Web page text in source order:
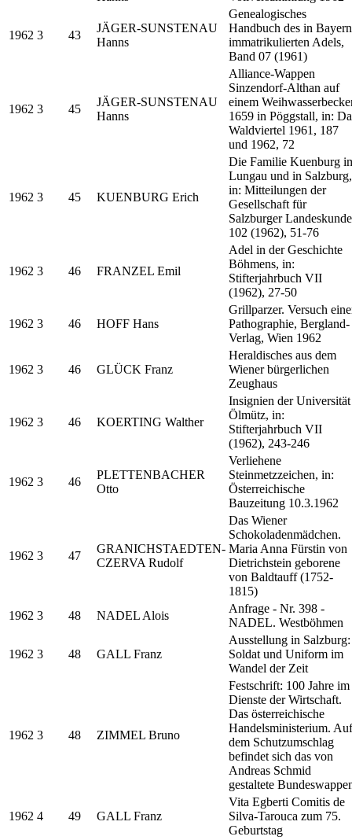
1962 3 43
JÄGER-SUNSTENAU
Hanns
Genealogisches
Handbuch des in Bayern
immatrikulierten Adels,
Band 07 (1961)
1962 3 45
JÄGER-SUNSTENAU
Hanns
Alliance-Wappen
Sinzendorf-Althan auf
einem
1659 in Pöggstall, in:
Waldviertel 1961, 187
und 1962, 72
1962 3 45 KUENBURG Erich
Die Familie Kuenburg
Lungau und in Salzburg,
in: Mitteilungen der
Gesellschaft für
Salzburger Landeskunde
102 (1962), 51-76
1962 3 46 FRANZEL Emil
Adel in der Geschichte
Böhmens, in:
Stifterjahrbuch VII
(1962), 27-50
1962 3 46 HOFF Hans
Grillparzer. Versuch
Pathographie, Bergland-
Verlag, Wien 1962
1962 3 46 GLÜCK Franz
Heraldisches aus dem
Wiener bürgerlichen
Zeughaus
1962 3 46 KOERTING Walther
Insignien der Universität
Ölmütz, in:
Stifterjahrbuch VII
(1962), 243-246
1962 3 46
PLETTENBACHER
Otto
Verliehene
Steinmetzzeichen, in:
Österreichische
Bauzeitung 10.3.1962
1962 3 47
GRANICHSTAEDTEN-
CZERVA Rudolf
Das Wiener
Schokoladenmädchen.
Maria Anna Fürstin von
Dietrichstein geborene
von Baldtauff (1752-
1815)
1962 3 48 NADEL Alois
Anfrage - Nr. 398 -
NADEL. Westböhmen
1962 3 48 GALL Franz
Ausstellung in Salzburg:
Soldat und Uniform im
Wandel der Zeit
1962 3 48 ZIMMEL Bruno
Festschrift: 100 Jahre im
Dienste der Wirtschaft.
Das österreichische
Handelsministerium. Auf
dem Schutzumschlag
befindet sich das von
Andreas Schmid
gestaltete
1962 4 49 GALL Franz
Vita Egberti Comitis de
Silva-Tarouca zum 75.
Geburtstag